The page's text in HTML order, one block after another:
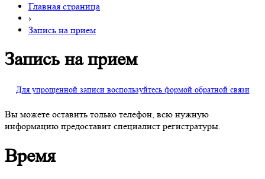
Главная страница
›
Запись на прием
Запись на прием
Для упрощенной записи воспользуйтесь формой обратной связи
Вы можете оставить только телефон, всю нужную
информацию предоставит специалист регистратуры.
Время